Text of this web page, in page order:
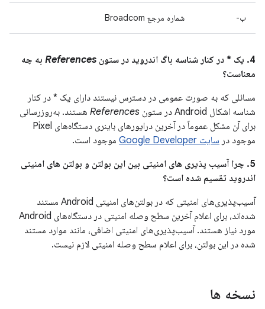
ب- شماره مرجع Broadcom
4. یک * در کنار شناسه باگ اندروید در ستون References به چه
معناست؟
مسائلی که به صورت عمومی در دسترس نیستند دارای یک * در کنار
شناسه اشکال Android در ستون
References هستند. به‌روزرسانی
برای آن مشکل عموماً در آخرین درایورهای باینری دستگاه‌های Pixel
موجود در سایت Google Developer
موجود است.
5. چرا آسیب پذیری های امنیتی بین این بولتن و بولتن های امنیتی
اندروید تقسیم شده است؟
آسیب‌پذیری‌های امنیتی که در بولتن‌های امنیتی Android مستند
شده‌اند، برای اعلام آخرین سطح وصله امنیتی در دستگاه‌های Android
مورد نیاز هستند. آسیب‌پذیری‌های امنیتی اضافی، مانند موارد مستند
شده در این بولتن، برای اعلام سطح وصله امنیتی لازم نیست.
نسخه ها